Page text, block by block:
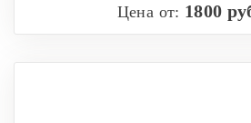
Цена от: 1800